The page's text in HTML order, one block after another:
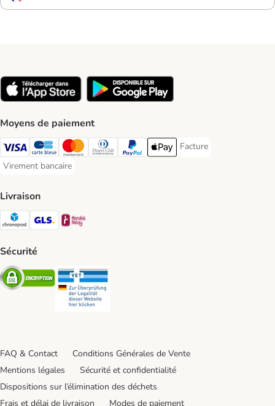
Moyens de paiement
Visa Payment Method
carte bleue Payment Method
Master Card Payment Method
Diners Club Payment Method
Paypal Payment Method
Apple Pay Payment Method
Facture
Facture Payment Method
Virement bancaire
Virement bancaire Payment Method
Livraison
Chronopost Shipping Method
GLS Shipping Method
Sécurité
Security
FAQ & Contact
Conditions Générales de Vente
Mentions légales
Sécurité et confidentialité
Dispositions sur l’élimination des déchets
Frais et délai de livraison
Modes de paiement